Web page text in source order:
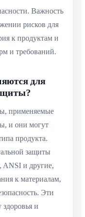
Важность
рисков для
к продуктам и
и требований.
для
применяемые
и они могут
продукта.
защиты
ANSI и другие,
к материалам,
Эти
и